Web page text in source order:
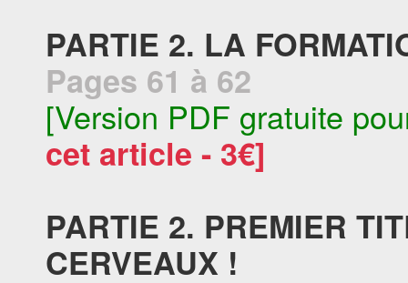
PARTIE 2. LA
Pages 61 à 62
[Version PDF gratuite
cet article - 3€]
PARTIE 2. PREMIER
CERVEAUX !